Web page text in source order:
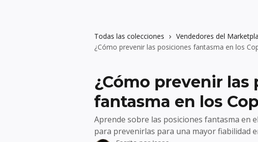
Todas las colecciones
Vendedores del
¿Cómo prevenir las posiciones fantasma en los
¿Cómo prevenir las
fantasma en los
Aprende sobre las posiciones fantasma en
para prevenirlas para una mayor fiabilidad